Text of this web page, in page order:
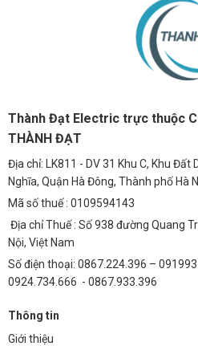
Thành Đạt Electric trực thuộc
THÀNH ĐẠT
Địa chỉ: LK811 - DV 31 Khu C, Khu Đất
Nghĩa, Quận Hà Đông, Thành phố Hà
Mã số thuế : 0109594143
Địa chỉ Thuế : Số 938 đường Quang
Nội, Việt Nam
Số điện thoại: 0867.224.396 –
0924.734.666 - 0867.933.396
Thông tin
Giới thiệu